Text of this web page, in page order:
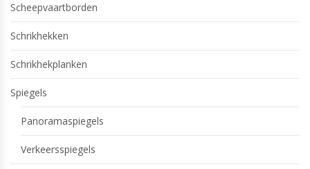
Scheepvaartborden
Schrikhekken
Schrikhekplanken
Spiegels
Panoramaspiegels
Verkeersspiegels